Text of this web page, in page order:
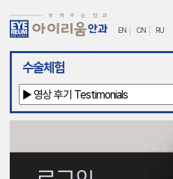
EN CN RU
수술체험